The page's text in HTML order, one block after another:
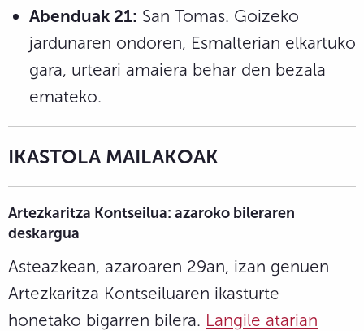
Abenduak 21: San Tomas. Goizeko
jardunaren ondoren, Esmalterian elkartuko
gara, urteari amaiera behar den bezala
emateko.
IKASTOLA MAILAKOAK
Artezkaritza Kontseilua: azaroko bileraren
deskargua
Asteazkean, azaroaren 29an, izan genuen
Artezkaritza Kontseiluaren ikasturte
honetako bigarren bilera. Langile atarian